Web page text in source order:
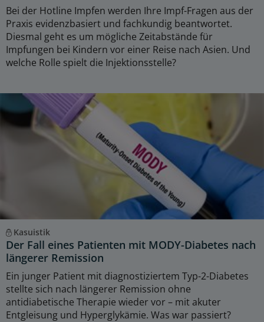
Bei der Hotline Impfen werden Ihre Impf-Fragen aus der
Praxis evidenzbasiert und fachkundig beantwortet.
Diesmal geht es um mögliche Zeitabstände für
Impfungen bei Kindern vor einer Reise nach Asien. Und
welche Rolle spielt die Injektionsstelle?
Kasuistik
Der Fall eines Patienten mit MODY-Diabetes nach
längerer Remission
Ein junger Patient mit diagnostiziertem Typ-2-Diabetes
stellte sich nach längerer Remission ohne
antidiabetische Therapie wieder vor – mit akuter
Entgleisung und Hyperglykämie. Was war passiert?